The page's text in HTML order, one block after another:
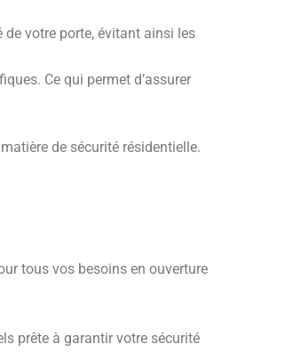
de votre porte, évitant ainsi les
Ce qui permet d’assurer
de sécurité résidentielle.
tous vos besoins en ouverture
prête à garantir votre sécurité